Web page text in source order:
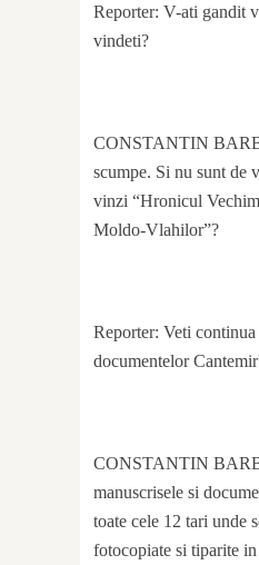
Reporter: V-ati gandit
vindeti?
CONSTANTIN
scumpe. Si nu sunt de
vinzi “Hronicul
Moldo-Vlahilor”?
Reporter: Veti
documentelor
CONSTANTIN
manuscrisele si
toate cele 12 tari unde
fotocopiate si tiparite